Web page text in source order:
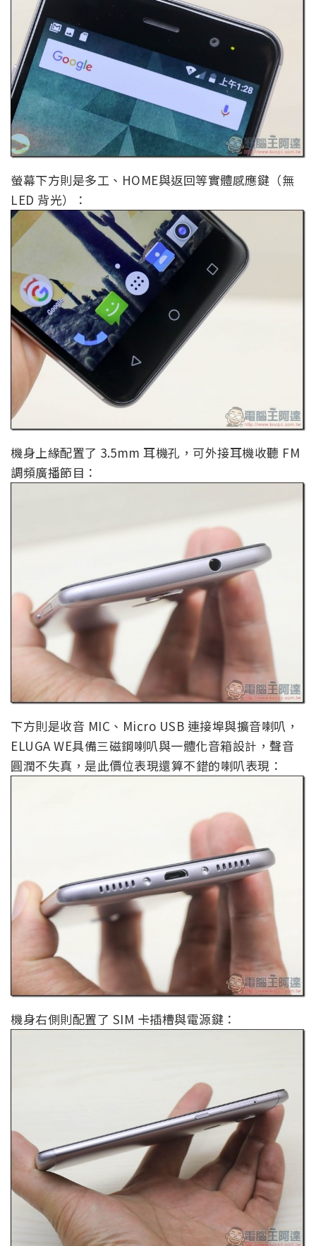
螢幕下方則是多工、HOME與返回等實體感應鍵（無
LED 背光）：
機身上緣配置了 3.5mm 耳機孔，可外接耳機收聽 FM
調頻廣播節目：
下方則是收音 MIC、Micro USB 連接埠與擴音喇叭，
ELUGA WE具備三磁鋼喇叭與一體化音箱設計，聲音
圓潤不失真，是此價位表現還算不錯的喇叭表現：
機身右側則配置了 SIM 卡插槽與電源鍵：